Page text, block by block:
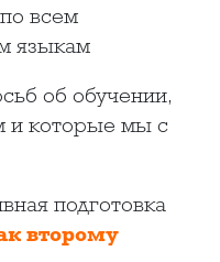
всем
языкам
об обучении,
и которые мы с
подготовка
второму